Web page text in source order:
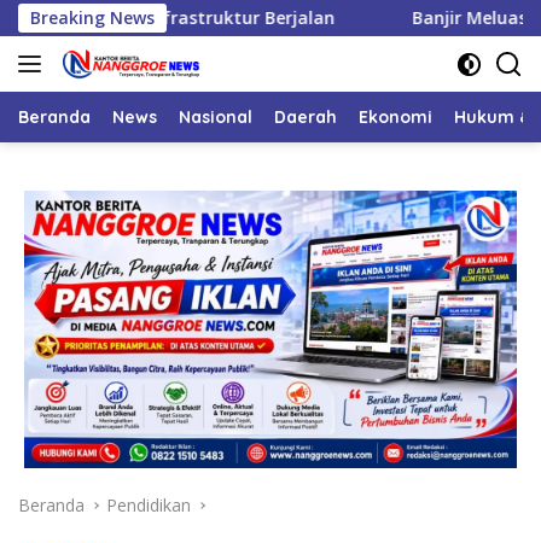
Langsung
ke
konten
Breaking News
Infrastruktur Berjalan Banjir Meluas di Sumbar,
Beranda News Nasional Daerah Ekonomi Hukum &
Beranda Pendidikan